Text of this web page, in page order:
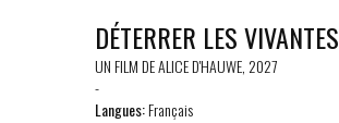
DÉTERRER LES VIVANTES
UN FILM DE ALICE D'HAUWE, 2027
-
Langues:Français